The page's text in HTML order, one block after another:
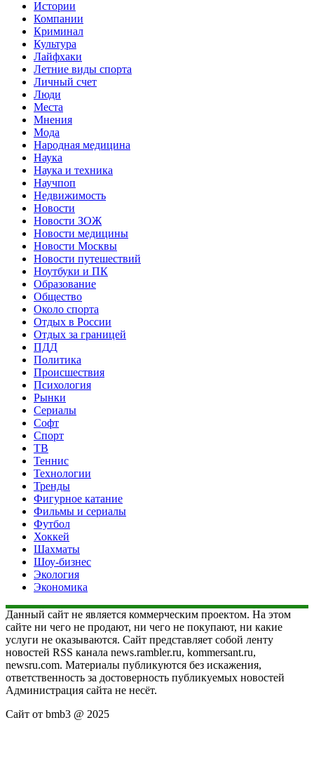
Истории
Компании
Криминал
Культура
Лайфхаки
Летние виды спорта
Личный счет
Люди
Места
Мнения
Мода
Народная медицина
Наука
Наука и техника
Научпоп
Недвижимость
Новости
Новости ЗОЖ
Новости медицины
Новости Москвы
Новости путешествий
Ноутбуки и ПК
Образование
Общество
Около спорта
Отдых в России
Отдых за границей
ПДД
Политика
Происшествия
Психология
Рынки
Сериалы
Софт
Спорт
ТВ
Теннис
Технологии
Тренды
Фигурное катание
Фильмы и сериалы
Футбол
Хоккей
Шахматы
Шоу-бизнес
Экология
Экономика
Данный сайт не является коммерческим проектом. На этом
сайте ни чего не продают, ни чего не покупают, ни какие
услуги не оказываются. Сайт представляет собой ленту
новостей RSS канала news.rambler.ru, kommersant.ru,
newsru.com. Материалы публикуются без искажения,
ответственность за достоверность публикуемых новостей
Администрация сайта не несёт.
Сайт от bmb3 @ 2025